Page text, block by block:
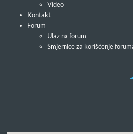
Video
Kontakt
Forum
Ulaz na forum
Smjernice za korišćenje